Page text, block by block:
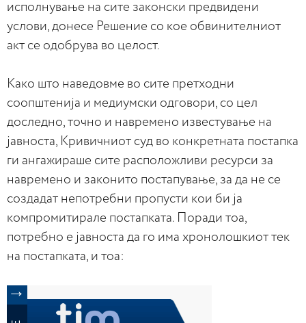
исполнување на сите законски предвидени
услови, донесе Решение со кое обвинителниот
акт се одобрува во целост.
Како што наведовме во сите претходни
соопштенија и медиумски одговори, со цел
доследно, точно и навремено известување на
јавноста, Кривичниот суд во конкретната постапка
ги ангажираше сите расположливи ресурси за
навремено и законито постапување, за да не се
создадат непотребни пропусти кои би ја
компромитирале постапката. Поради тоа,
потребно е јавноста да го има хронолошкиот тек
на постапката, и тоа: